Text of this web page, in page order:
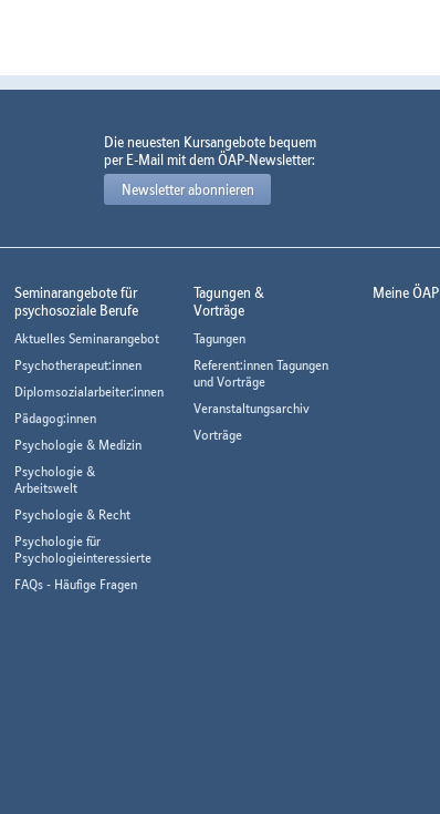
Die neuesten Kursangebote bequem
per E-Mail mit dem ÖAP-Newsletter:
Newsletter abonnieren
Seminarangebote für
psychosoziale Berufe
Aktuelles Seminarangebot
Psychotherapeut:innen
Diplomsozialarbeiter:innen
Pädagog:innen
Psychologie & Medizin
Psychologie &
Arbeitswelt
Psychologie & Recht
Psychologie für
Psychologieinteressierte
FAQs - Häufige Fragen
Tagungen &
Vorträge
Tagungen
Referent:innen Tagungen
und Vorträge
Veranstaltungsarchiv
Vorträge
Meine ÖAP